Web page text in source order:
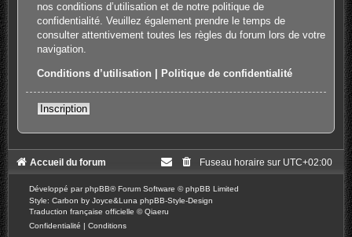
nos conditions d’utilisation et de notre politique de
confidentialité. Veuillez également prendre le temps de
consulter attentivement toutes les règles du forum lors de votre
navigation.
Conditions d’utilisation Politique de confidentialité
Inscription
Accueil du forum Fuseau horaire sur UTC+02:00
Développé parphpBB® Forum Software © phpBB Limited
Style: Carbon by Joyce&Luna phpBB-Style-Design
Traduction française officielle ©Qiaeru
Confidentialité | Conditions